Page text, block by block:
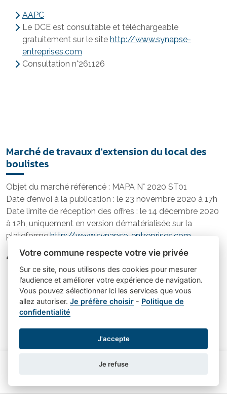
AAPC
Le DCE est consultable et téléchargeable
gratuitement sur le site http://www.synapse-
entreprises.com
Consultation n°261126
Marché de travaux d'extension du local des
boulistes
Objet du marché référencé : MAPA N° 2020 ST01
Date d’envoi à la publication : le 23 novembre 2020 à 17h
Date limite de réception des offres : le 14 décembre 2020
à 12h, uniquement en version dématérialisée sur la
plateforme http://www.synapse-entreprises.com
4 lots
01 Terrassement plateforme et fondations, gros
œuvre, charpente, couverture, doublage, cloisons,
carrelage
02 Menuiserie aluminium et bois
04 Peinture, faux plafonds
Le DCE est consultable et téléchargeable
Votre commune respecte votre vie privée
Sur ce site, nous utilisons des cookies pour mesurer
l’audience et améliorer votre expérience de navigation.
Vous pouvez sélectionner ici les services que vous
allez autoriser.Je préfère choisir - Politique de
confidentialité
J'accepte
Je refuse